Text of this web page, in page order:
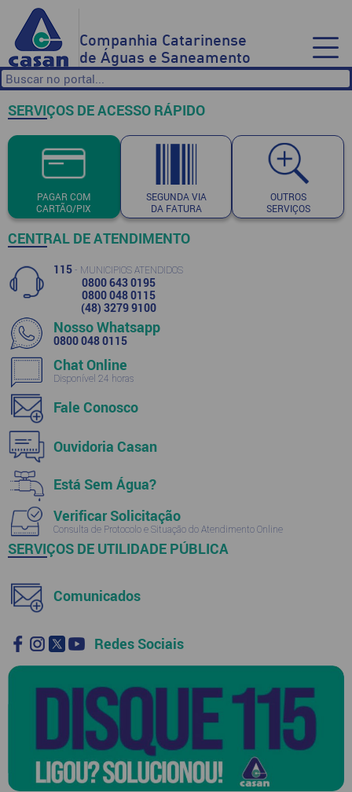
Companhia Catarinense
de Águas e Saneamento
SERVIÇOS DE ACESSO RÁPIDO
PAGAR COM
CARTÃO/PIX
SEGUNDA VIA
DA FATURA
OUTROS
SERVIÇOS
CENTRAL DE ATENDIMENTO
115 - MUNICIPIOS ATENDIDOS
0800 643 0195
0800 048 0115
(48) 3279 9100
Nosso Whatsapp
0800 048 0115
Chat Online
Disponível 24 horas
Fale Conosco
Ouvidoria Casan
Está Sem Água?
Verificar Solicitação
Consulta de Protocolo e Situação do Atendimento Online
SERVIÇOS DE UTILIDADE PÚBLICA
Comunicados
Redes Sociais